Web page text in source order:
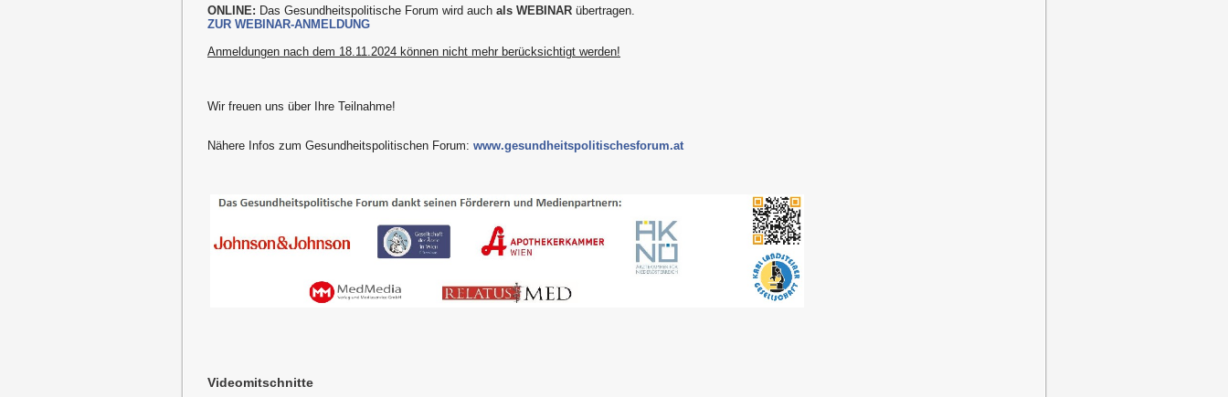
ONLINE: Das Gesundheitspolitische Forum wird auch als WEBINAR übertragen.
ZUR WEBINAR-ANMELDUNG
Anmeldungen nach dem 18.11.2024 können nicht mehr berücksichtigt werden!
Wir freuen uns über Ihre Teilnahme!
Nähere Infos zum Gesundheitspolitischen Forum: www.gesundheitspolitischesforum.at
Videomitschnitte